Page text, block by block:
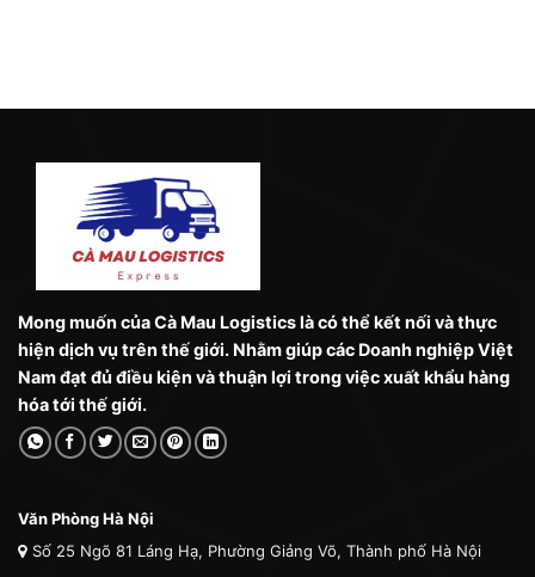
Mong muốn của Cà Mau Logistics là có thể kết nối và thực
hiện dịch vụ trên thế giới. Nhằm giúp các Doanh nghiệp Việt
Nam đạt đủ điều kiện và thuận lợi trong việc xuất khẩu hàng
hóa tới thế giới.
Văn Phòng Hà Nội
Số 25 Ngõ 81 Láng Hạ, Phường Giảng Võ, Thành phố Hà Nội